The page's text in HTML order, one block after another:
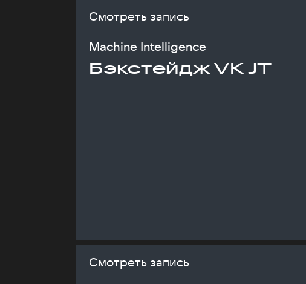
Смотреть запись
Machine Intelligence
Бэкстейдж VK JT
Смотреть запись